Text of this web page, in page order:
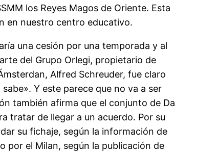
los Reyes Magos de Oriente. Esta
en nuestro centro educativo.
una cesión por una temporada y al
del Grupo Orlegi, propietario de
Alfred Schreuder, fue claro
Y este parece que no va a ser
también afirma que el conjunto de Da
tratar de llegar a un acuerdo. Por su
su fichaje, según la información de
por el Milan, según la publicación de